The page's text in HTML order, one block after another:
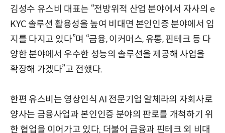
김성수 유스비 대표는 “전방위적 산업 분야에서 자사의 e
KYC 솔루션 활용성을 높여 비대면 본인인증 분야에서 입
지를 다지고 있다”며 “금융, 이커머스, 유통, 핀테크 등 다
양한 분야에서 우수한 성능의 솔루션을 제공해 사업을
확장해 가겠다”고 전했다.
한편 유스비는 영상인식 AI 전문기업 알체라의 자회사로
양사는 금융사업과 본인인증 분야의 판로를 개척하기 위
한 협업을 이어가고 있다. 더불어 금융과 핀테크 외 비대